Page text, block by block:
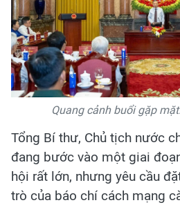
Quang cảnh buổi gặp
Tổng Bí thư, Chủ tịch nước
đang bước vào một giai
hội rất lớn, nhưng yêu cầu
trò của báo chí cách mạng